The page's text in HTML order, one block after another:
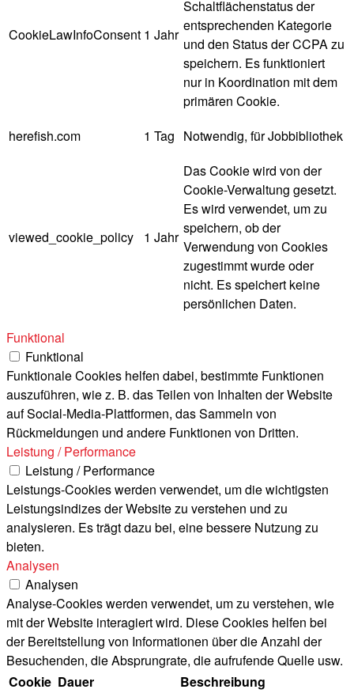
CookieLawInfoConsent 1 Jahr
Schaltflächenstatus der
entsprechenden Kategorie
und den Status der CCPA zu
speichern. Es funktioniert
nur in Koordination mit dem
primären Cookie.
herefish.com
1 Tag Notwendig, für Jobbibliothek
viewed_cookie_policy 1 Jahr
Das Cookie wird von der
Cookie-Verwaltung gesetzt.
Es wird verwendet, um zu
speichern, ob der
Verwendung von Cookies
zugestimmt wurde oder
nicht. Es speichert keine
persönlichen Daten.
Funktional
Funktional
Funktionale Cookies helfen dabei, bestimmte Funktionen
auszuführen, wie z. B. das Teilen von Inhalten der Website
auf Social-Media-Plattformen, das Sammeln von
Rückmeldungen und andere Funktionen von Dritten.
Leistung / Performance
Leistung / Performance
Leistungs-Cookies werden verwendet, um die wichtigsten
Leistungsindizes der Website zu verstehen und zu
analysieren. Es trägt dazu bei, eine bessere Nutzung zu
bieten.
Analysen
Analysen
Analyse-Cookies werden verwendet, um zu verstehen, wie
mit der Website interagiert wird. Diese Cookies helfen bei
der Bereitstellung von Informationen über die Anzahl der
Besuchenden, die Absprungrate, die aufrufende Quelle usw.
Cookie Dauer Beschreibung